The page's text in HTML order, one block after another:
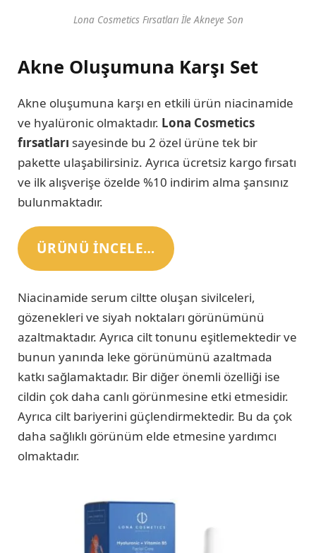
Lona Cosmetics Fırsatları İle Akneye Son
Akne Oluşumuna Karşı Set
Akne oluşumuna karşı en etkili ürün niacinamide
ve hyalüronic olmaktadır. Lona Cosmetics
fırsatları sayesinde bu 2 özel ürüne tek bir
pakette ulaşabilirsiniz. Ayrıca ücretsiz kargo fırsatı
ve ilk alışverişe özelde %10 indirim alma şansınız
bulunmaktadır.
ÜRÜNÜ INCELE…
Niacinamide serum ciltte oluşan sivilceleri,
gözenekleri ve siyah noktaları görünümünü
azaltmaktadır. Ayrıca cilt tonunu eşitlemektedir ve
bunun yanında leke görünümünü azaltmada
katkı sağlamaktadır. Bir diğer önemli özelliği ise
cildin çok daha canlı görünmesine etki etmesidir.
Ayrıca cilt bariyerini güçlendirmektedir. Bu da çok
daha sağlıklı görünüm elde etmesine yardımcı
olmaktadır.